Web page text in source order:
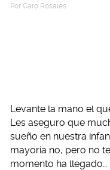
Por Caro Rosales
Levante la mano el
Les aseguro que
sueño en nuestra
mayoría no, pero no
momento ha llegado…